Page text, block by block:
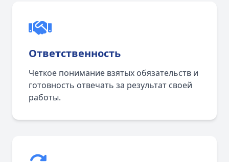
Ответственность
Четкое понимание взятых обязательств и
готовность отвечать за результат своей
работы.